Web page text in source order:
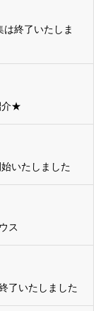
終了いたしま
介★
いたしました
ス
了いたしました